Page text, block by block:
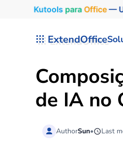
Kutools para Office—
ExtendOffice
de IA no
AuthorSun• Last